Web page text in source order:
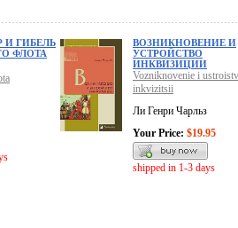
И ГИБЕЛЬ
ФЛОТА
ВОЗНИКНОВЕНИЕ И
УСТРОЙСТВО
ИНКВИЗИЦИИ
Vozniknovenie i
inkvizitsii
Ли Генри Чарльз
Your Price: $19.95
shipped in 1-3 days